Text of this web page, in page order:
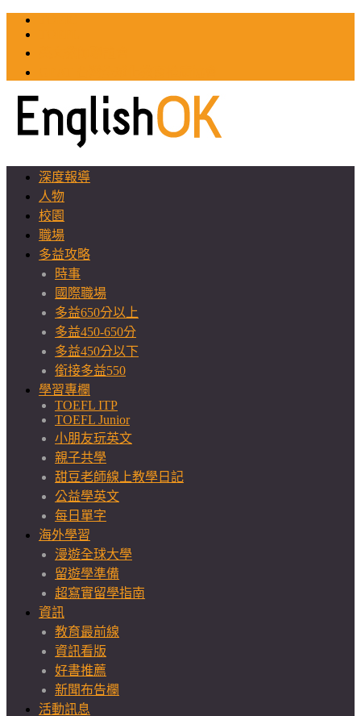
深度報導
人物
校園
職場
多益攻略
時事
國際職場
多益650分以上
多益450-650分
多益450分以下
銜接多益550
學習專欄
TOEFL ITP
TOEFL Junior
小朋友玩英文
親子共學
甜豆老師線上教學日記
公益學英文
每日單字
海外學習
漫遊全球大學
留遊學準備
超寫實留學指南
資訊
教育最前線
資訊看版
好書推薦
新聞布告欄
活動訊息